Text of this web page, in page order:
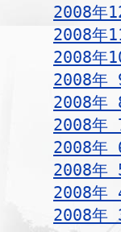
2008年
2008年
2008年
2008年
2008年
2008年
2008年
2008年
2008年
2008年